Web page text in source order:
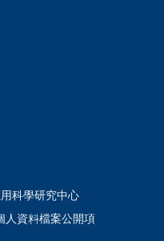
科學研究中心
人資料檔案公開項